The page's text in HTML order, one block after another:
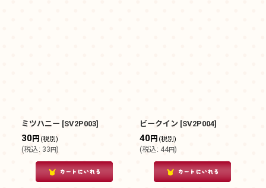
ミツハニー [SV2P003]
30円 (税別)
(税込: 33円)
ビークイン [SV2P004]
40円 (税別)
(税込: 44円)